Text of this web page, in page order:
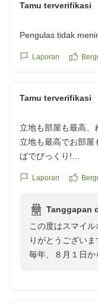
Tamu terverifikasi
Pengulas tidak
Laporan
Tamu terverifikasi
立地も部屋も最高、
立地も最高でお部屋
ばでびっくり!
クチコミの詳細は
Laporan
Tanggapan
この度はスマイ
りがとうございま
毎年、８月１日か